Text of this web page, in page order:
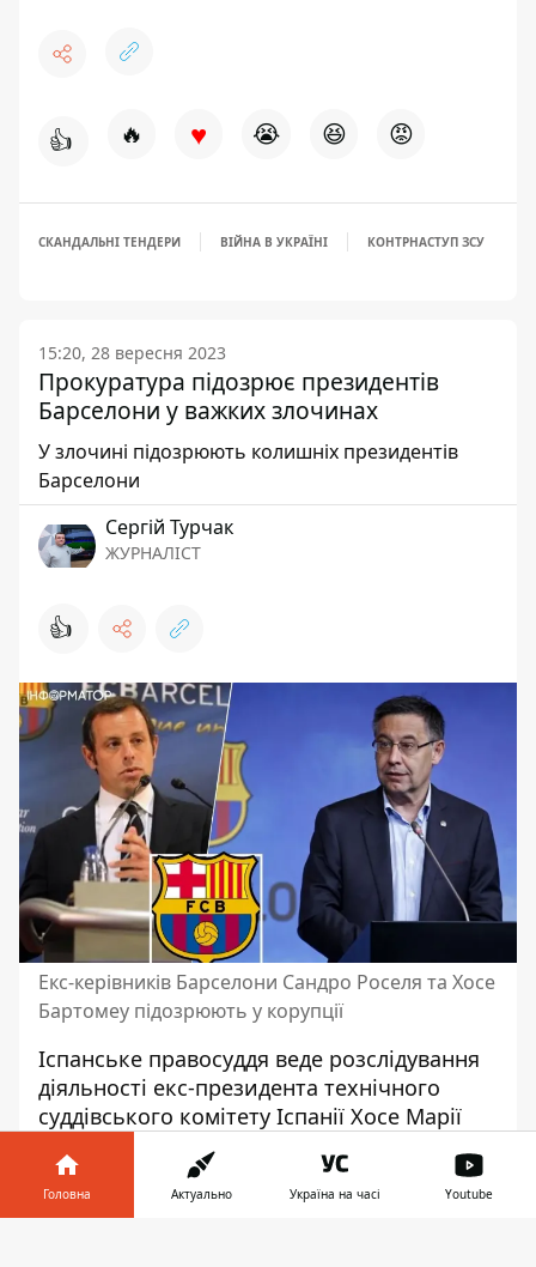
👍 🔥 ♥ 😭 😆 😡
СКАНДАЛЬНІ ТЕНДЕРИ ВІЙНА В УКРАЇНІ КОНТРНАСТУП ЗСУ
15:20, 28 вересня 2023
Прокуратура підозрює президентів
Барселони у важких злочинах
У злочині підозрюють колишніх президентів
Барселони
Сергій Турчак
ЖУРНАЛІСТ
👍
Екс-керівників Барселони Сандро Роселя та Хосе
Бартомеу підозрюють у корупції
Іспанське правосуддя веде розслідування
діяльності екс-президента технічного
суддівського комітету Іспанії Хосе Марії
Енрікеса Негрейри. Функціонера зокрема
звинувачують в отриманні від Барселони
7,5 мільйонів євро. У клуба, який
зараз
Головна Актуально Україна на часі Youtube